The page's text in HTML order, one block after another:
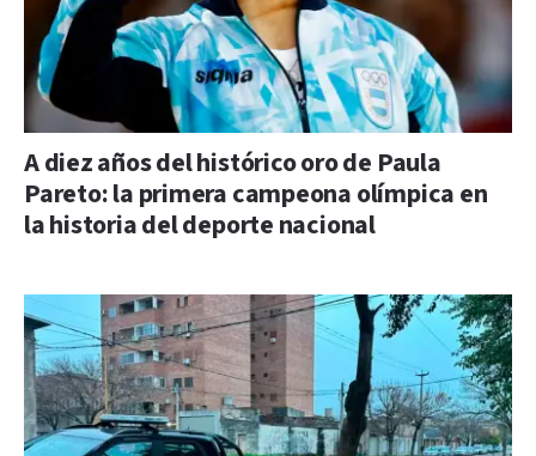
A diez años del histórico oro de Paula
Pareto: la primera campeona olímpica en
la historia del deporte nacional